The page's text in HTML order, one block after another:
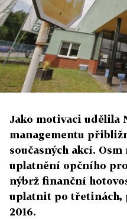
Jako motivaci udělila
managementu
současných akcí.
uplatnění opčního
nýbrž finanční
uplatnit po třetinách,
2016.